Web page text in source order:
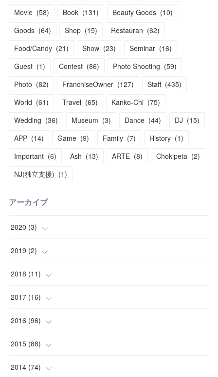
Movie (58) Book (131) Beauty Goods (10)
Goods (64) Shop (15) Restauran (62)
Food/Candy (21) Show (23) Seminar (16)
Guest (1) Contest (86) Photo Shooting (59)
Photo (82) FranchiseOwner (127) Staff (435)
World (61) Travel (65) Kanko-Chi (75)
Wedding (36) Museum (3) Dance (44) DJ (15)
APP (14) Game (9) Family (7) History (1)
Important (6) Ash (13) ARTE (8) Chokipeta (2)
NJ(独立支援) (1)
アーカイブ
2020 (3)
(1
( 1)
(1)
2019 (2)
( 1)
(1)
2018 (11)
(2)
(1)
(1)
(1)
2017 (16)
(1)
(2)
(1)
2016 (96)
(2)
(5)
2015 (88)
(4)
2014 (74)